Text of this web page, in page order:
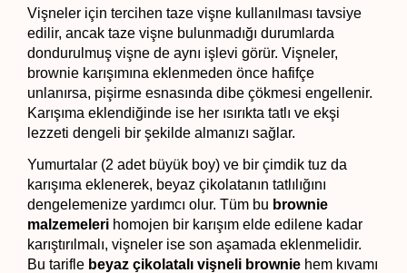
Vişneler için tercihen taze vişne kullanılması tavsiye
edilir, ancak taze vişne bulunmadığı durumlarda
dondurulmuş vişne de aynı işlevi görür. Vişneler,
brownie karışımına eklenmeden önce hafifçe
unlanırsa, pişirme esnasında dibe çökmesi engellenir.
Karışıma eklendiğinde ise her ısırıkta tatlı ve ekşi
lezzeti dengeli bir şekilde almanızı sağlar.
Yumurtalar (2 adet büyük boy) ve bir çimdik tuz da
karışıma eklenerek, beyaz çikolatanın tatlılığını
dengelemenize yardımcı olur. Tüm bu brownie
malzemeleri homojen bir karışım elde edilene kadar
karıştırılmalı, vişneler ise son aşamada eklenmelidir.
Bu tarifle beyaz çikolatalı vişneli brownie hem kıvamı